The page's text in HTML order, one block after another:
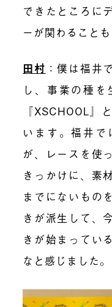
できたところに
ーが関わることも
田村 ：僕は福井
し、事業の種
『XSCHOOL』
います。福井で
が、レースを使
きっかけに、素
までにないもの
きが派生して、
きが始まってい
なと感じました。